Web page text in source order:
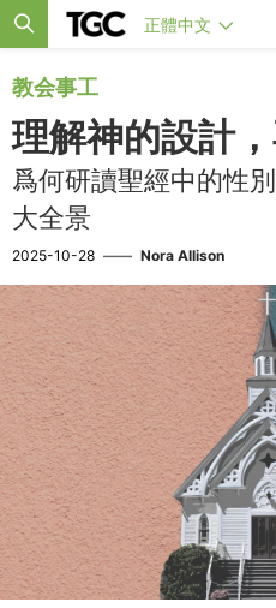
正體中文
教会事工
理解神的設計
爲何研讀聖經中的性
大全景
2025-10-28 —— Nora Allison